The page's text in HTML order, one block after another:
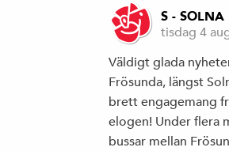
S - SOLNA
tisdag 4
Väldigt glada
Frösunda, längst
brett engagemang
elogen! Under flera
bussar mellan